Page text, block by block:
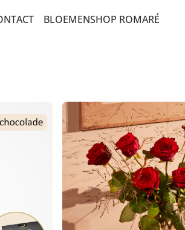
KEUZE
FELICITATIE
BLOEMENSHOP ROMARÉ